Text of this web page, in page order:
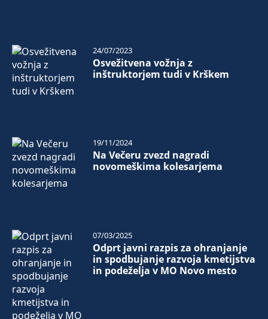
Osvežitvena vožnja z
inštruktorjem tudi v Krškem
24/07/2023
Na Večeru zvezd nagradi
novomeškima kolesarjema
19/11/2024
Odprt javni razpis za ohranjanje
in spodbujanje razvoja kmetijstva
in podeželja v MO Novo mesto
07/03/2025